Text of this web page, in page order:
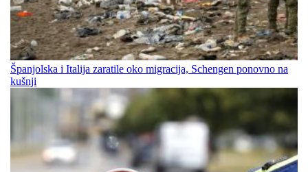
Španjolska i Italija zaratile oko migracija, Schengen ponovno na
kušnji